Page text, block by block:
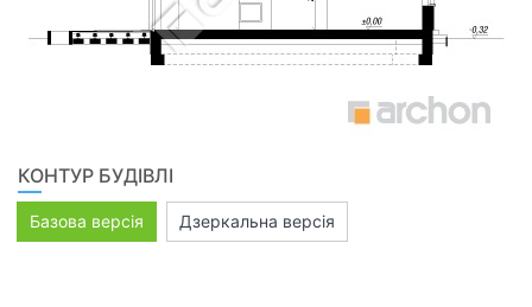
КОНТУР БУДІВЛІ
Базова версія Дзеркальна версія